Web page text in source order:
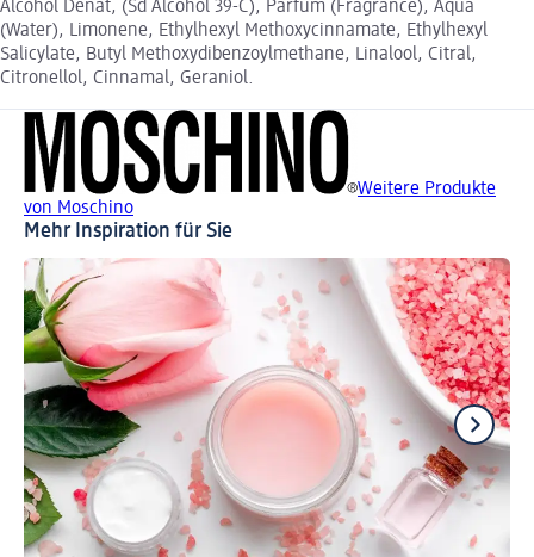
Alcohol Denat, (Sd Alcohol 39-C), Parfum (Fragrance), Aqua
(Water), Limonene, Ethylhexyl Methoxycinnamate, Ethylhexyl
Salicylate, Butyl Methoxydibenzoylmethane, Linalool, Citral,
Citronellol, Cinnamal, Geraniol.
Weitere Produkte
von Moschino
Mehr Inspiration für Sie